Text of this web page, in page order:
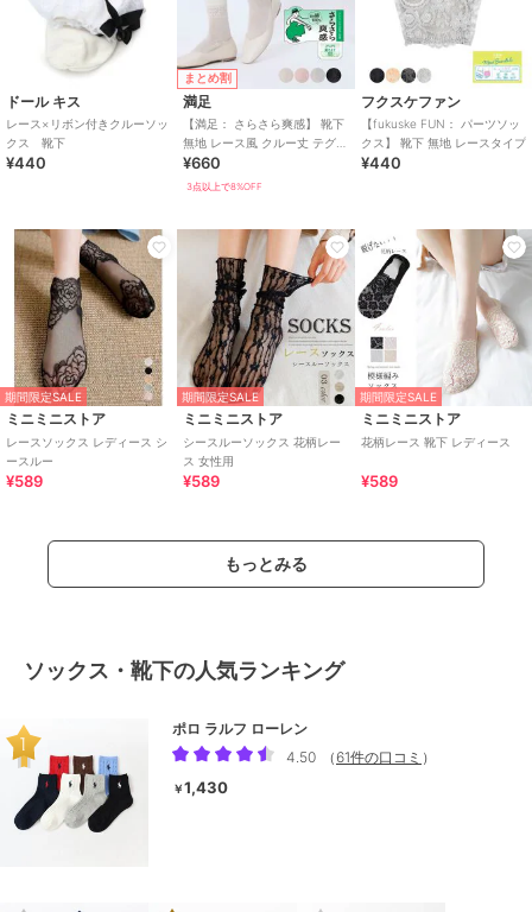
ドール キス
レース×リボン付きクルーソッ
クス 靴下
¥440
まとめ割
満足
【満足： さらさら爽感】 靴下
無地 レース風 クルー丈 テグス
メッシュ素材
¥660
3点以上で8%OFF
フクスケファン
【fukuske FUN： パーツソッ
クス】 靴下 無地 レースタイプ
¥440
期間限定SALE
ミニミニストア
レースソックス レディース シ
ースルー
¥589
期間限定SALE
ミニミニストア
シースルーソックス 花柄レー
ス 女性用
¥589
期間限定SALE
ミニミニストア
花柄レース 靴下 レディース
¥589
もっとみる
ソックス・靴下の人気ランキング
ポロ ラルフ ローレン
4.50
（61件の口コミ ）
￥1,430